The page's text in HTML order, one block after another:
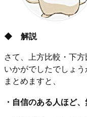
◆ 解説
さて、上方比較・下方
いかがでしたでしょう
まとめますと、
・自信のある人ほど